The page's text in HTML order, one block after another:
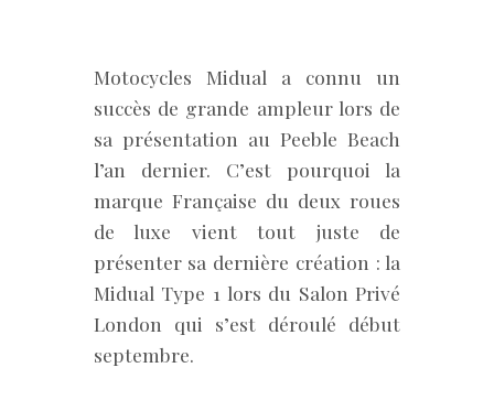
Motocycles Midual a connu un
succès de grande ampleur lors de
sa présentation au Peeble Beach
l’an dernier. C’est pourquoi la
marque Française du deux roues
de luxe vient tout juste de
présenter sa dernière création : la
Midual Type 1 lors du Salon Privé
London qui s’est déroulé début
septembre.